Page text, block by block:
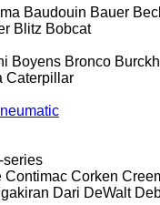
Baudouin Bauer
Blitz Bobcat
Boyens Bronco
Caterpillar
series
Contimac Corken
Dari DeWalt